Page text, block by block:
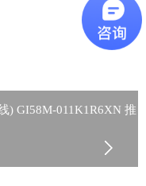
) GI58M-011K1R6XN 推